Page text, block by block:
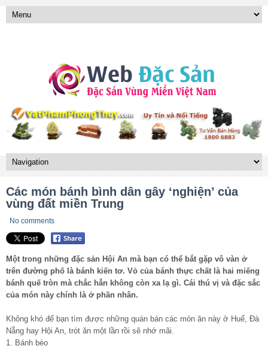
Các món bánh bình dân gây ‘nghiện’ của
vùng đất miền Trung
No comments
Một trong những đặc sản Hội An mà bạn có thể bắt gặp vô vàn ở
trên đường phố là bánh kiến tơ. Vỏ của bánh thực chất là hai miếng
bánh quế tròn mà chắc hẳn không còn xa lạ gì. Cái thú vị và đặc sắc
của món này chính là ở phần nhân.
Không khó để bạn tìm được những quán bán các món ăn này ở Huế, Đà
Nẵng hay Hội An, trót ăn một lần rồi sẽ nhớ mãi.
1. Bánh bèo